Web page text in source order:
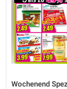
Wochenend